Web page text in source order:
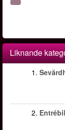
Liknande
1.
2.